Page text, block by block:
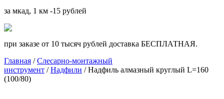
за мкад, 1 км -15 рублей
при заказе от 10 тысяч рублей доставка БЕСПЛАТНАЯ.
Главная /Слесарно-монтажный
инструмент /Надфили / Надфиль алмазный круглый L=160
(100/80)